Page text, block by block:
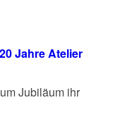
Jahre Atelier
Jubiläum ihr